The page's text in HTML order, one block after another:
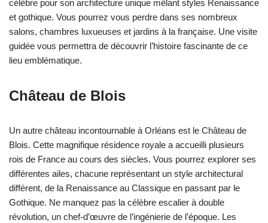
célèbre pour son architecture unique mêlant styles Renaissance
et gothique. Vous pourrez vous perdre dans ses nombreux
salons, chambres luxueuses et jardins à la française. Une visite
guidée vous permettra de découvrir l’histoire fascinante de ce
lieu emblématique.
Château de Blois
Un autre château incontournable à Orléans est le Château de
Blois. Cette magnifique résidence royale a accueilli plusieurs
rois de France au cours des siècles. Vous pourrez explorer ses
différentes ailes, chacune représentant un style architectural
différent, de la Renaissance au Classique en passant par le
Gothique. Ne manquez pas la célèbre escalier à double
révolution, un chef-d’œuvre de l’ingénierie de l’époque. Les